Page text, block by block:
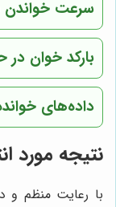
سرعت خواندن
بارکد خوان
داده‌های
نتیجه مورد
با رعایت منظم و